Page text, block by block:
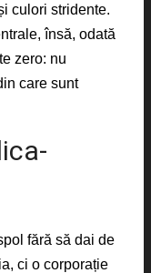
culori stridente.
însă, odată
zero: nu
care sunt
fără să dai de
ci o corporație